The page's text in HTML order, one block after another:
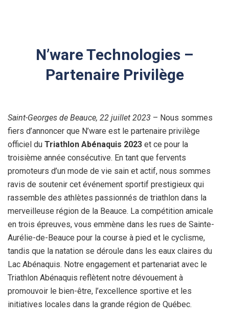
N’ware Technologies –
Partenaire Privilège
Saint-Georges de Beauce, 22 juillet 2023 – Nous sommes
fiers d’annoncer que N’ware est le partenaire privilège
officiel du Triathlon Abénaquis 2023 et ce pour la
troisième année consécutive. En tant que fervents
promoteurs d’un mode de vie sain et actif, nous sommes
ravis de soutenir cet événement sportif prestigieux qui
rassemble des athlètes passionnés de triathlon dans la
merveilleuse région de la Beauce. La compétition amicale
en trois épreuves, vous emmène dans les rues de Sainte-
Aurélie-de-Beauce pour la course à pied et le cyclisme,
tandis que la natation se déroule dans les eaux claires du
Lac Abénaquis. Notre engagement et partenariat avec le
Triathlon Abénaquis reflètent notre dévouement à
promouvoir le bien-être, l’excellence sportive et les
initiatives locales dans la grande région de Québec.